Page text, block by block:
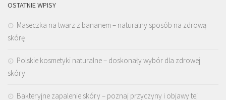
OSTATNIE WPISY
Maseczka na twarz z bananem – naturalny sposób na zdrową
skórę
Polskie kosmetyki naturalne – doskonały wybór dla zdrowej
skóry
Bakteryjne zapalenie skóry – poznaj przyczyny i objawy tej